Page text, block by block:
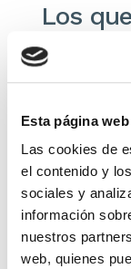
Esta página
Las cookies de
el contenido y
sociales y
información
nuestros
web, quienes
Los